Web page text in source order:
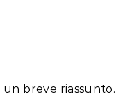
un breve riassunto.